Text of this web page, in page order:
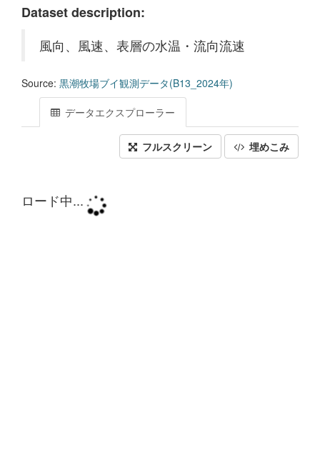
Dataset description:
風向、風速、表層の水温・流向流速
Source: 黒潮牧場ブイ観測データ(B13_2024年)
データエクスプローラー
フルスクリーン 埋めこみ